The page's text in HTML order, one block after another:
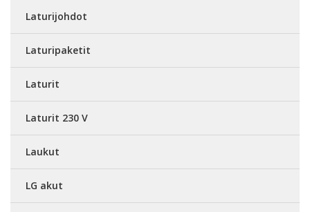
Laturijohdot
Laturipaketit
Laturit
Laturit 230 V
Laukut
LG akut